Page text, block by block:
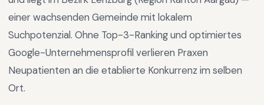
einer wachsenden Gemeinde mit lokalem
Suchpotenzial. Ohne Top-3-Ranking und optimiertes
Google-Unternehmensprofil verlieren Praxen
Neupatienten an die etablierte Konkurrenz im selben
Ort.